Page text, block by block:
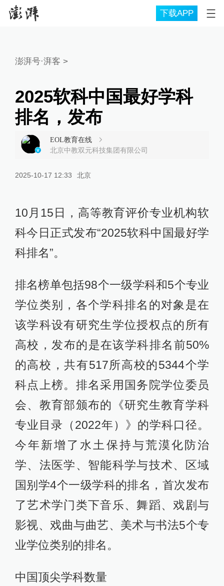
下载APP
澎湃号·湃客 >
2025软科中国最好学科
排名，发布
EOL教育在线
北京中教双元科技集团有限公司
2025-10-17 12:33 北京
10月15日，高等教育评价专业机构软
科今日正式发布“2025软科中国最好学
科排名”。
排名榜单包括98个一级学科和5个专业
学位类别，各个学科排名的对象是在
该学科设有研究生学位授权点的所有
高校，发布的是在该学科排名前50%
的高校，共有517所高校的5344个学
科点上榜。排名采用国务院学位委员
会、教育部颁布的《研究生教育学科
专业目录（2022年）》的学科口径。
今年新增了水土保持与荒漠化防治
学、法医学、智能科学与技术、区域
国别学4个一级学科的排名，首次发布
了艺术学门类下音乐、舞蹈、戏剧与
影视、戏曲与曲艺、美术与书法5个专
业学位类别的排名。
中国顶尖学科数量